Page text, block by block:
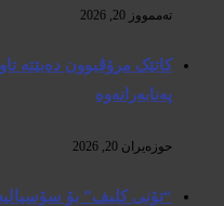
تەممووز 20, 2026
کاتێک مرۆڤبوون دەبێتە
پەنابەرانەوە
حوزه‌یران 20, 2026
“تۆنی کلیف” بۆ